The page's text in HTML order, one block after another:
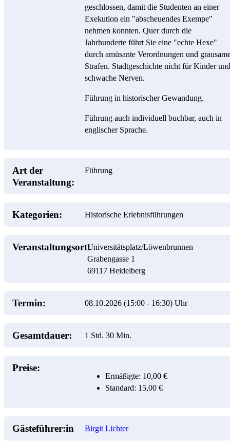
geschlossen, damit die Studenten an einer
Exekution ein "abscheuendes Exempe"
nehmen konnten. Quer durch die
Jahrhunderte führt Sie eine "echte Hexe"
durch amüsante Verordnungen und
Strafen. Stadtgeschichte nicht für Kinder und
schwache Nerven.
Führung in historischer Gewandung.
Führung auch individuell buchbar, auch in
englischer Sprache.
Art der
Veranstaltung:
Führung
Kategorien: Historische Erlebnisführungen
Veranstaltungsort:Universitätsplatz/Löwenbrunnen
Grabengasse 1
69117 Heidelberg
Termin: 08.10.2026 (15:00- 16:30)Uhr
Gesamtdauer: 1 Std. 30 Min.
Preise:
Ermäßigte: 10,00 €
Standard: 15,00 €
Gästeführer:in Birgit Lichter